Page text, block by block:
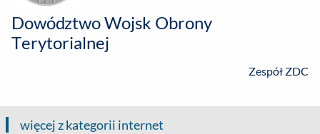
Dowództwo Wojsk Obrony
Terytorialnej
Zespół ZDC
więcej z kategorii internet